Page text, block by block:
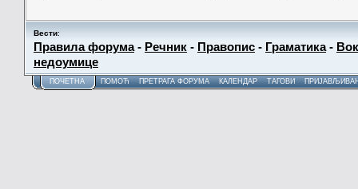
Вести:
Правила форума- Речник - Правопис - Граматика-
недоумице
ПОЧЕТНА ПОМОЋ ПРЕТРАГА ФОРУМА КАЛЕНДАР ТАГОВИ